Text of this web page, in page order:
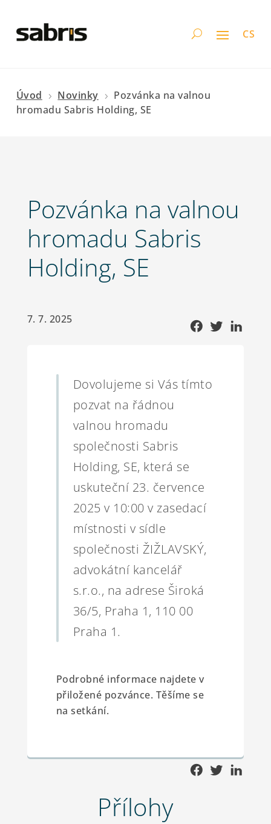
CS
Úvod 5 Novinky 5
Pozvánka na valnou
hromadu Sabris Holding, SE
Pozvánka na valnou
hromadu Sabris
Holding, SE
7. 7. 2025
Dovolujeme si Vás tímto
pozvat na řádnou
valnou hromadu
společnosti Sabris
Holding, SE, která se
uskuteční 23. července
2025 v 10:00 v zasedací
místnosti v sídle
společnosti ŽIŽLAVSKÝ,
advokátní kancelář
s.r.o., na adrese Široká
36/5, Praha 1, 110 00
Praha 1.
Podrobné informace najdete v
přiložené pozvánce. Těšíme se
na setkání.
Přílohy